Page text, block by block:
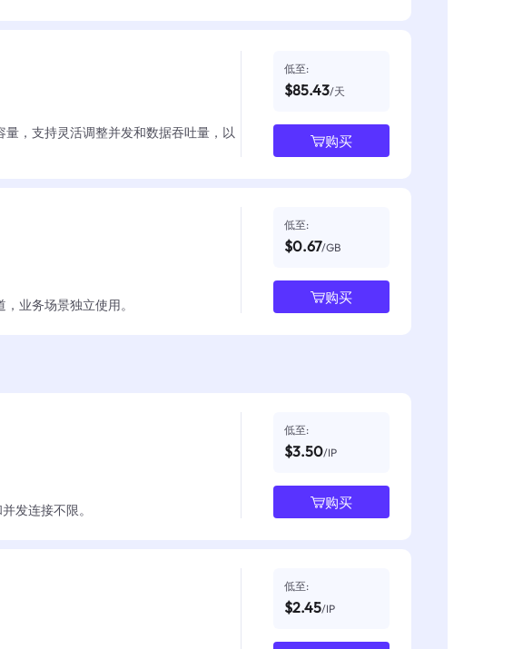
，支持灵活调整并发和数据吞吐量，以
低至:
$85.43/天
购买
业务场景独立使用。
低至:
$0.67/GB
购买
发连接不限。
低至:
$3.50/IP
购买
低至:
$2.45/IP